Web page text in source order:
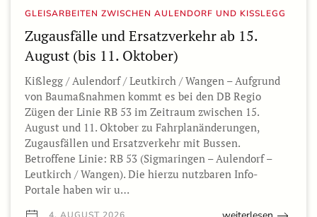
GLEISARBEITEN ZWISCHEN AULENDORF UND KISSLEGG
Zugausfälle und Ersatzverkehr ab 15.
August (bis 11. Oktober)
Kißlegg / Aulendorf / Leutkirch / Wangen – Aufgrund
von Baumaßnahmen kommt es bei den DB Regio
Zügen der Linie RB 53 im Zeitraum zwischen 15.
August und 11. Oktober zu Fahrplanänderungen,
Zugausfällen und Ersatzverkehr mit Bussen.
Betroffene Linie: RB 53 (Sigmaringen – Aulendorf –
Leutkirch / Wangen). Die hierzu nutzbaren Info-
Portale haben wir u…